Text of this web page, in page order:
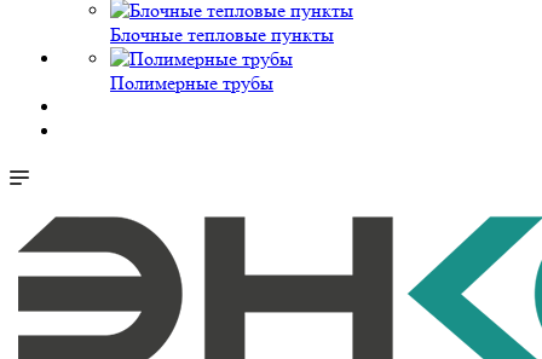
Блочные тепловые пункты
Полимерные трубы